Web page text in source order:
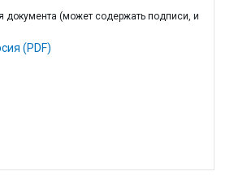
документа (может содержать подписи, и
(PDF)